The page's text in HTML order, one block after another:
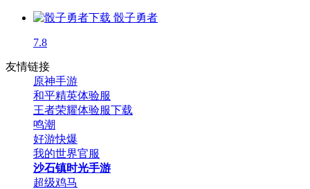
骰子勇者
7.8
友情链接
原神手游
和平精英体验服
王者荣耀体验服下载
鸣潮
好游快爆
我的世界官服
沙石镇时光手游
超级鸡马